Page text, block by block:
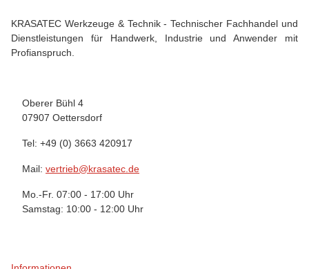
KRASATEC Werkzeuge & Technik - Technischer Fachhandel und
Dienstleistungen für Handwerk, Industrie und Anwender mit
Profianspruch.
Oberer Bühl 4
07907 Oettersdorf
Tel: +49 (0) 3663 420917
Mail: vertrieb@krasatec.de
Mo.-Fr. 07:00 - 17:00 Uhr
Samstag: 10:00 - 12:00 Uhr